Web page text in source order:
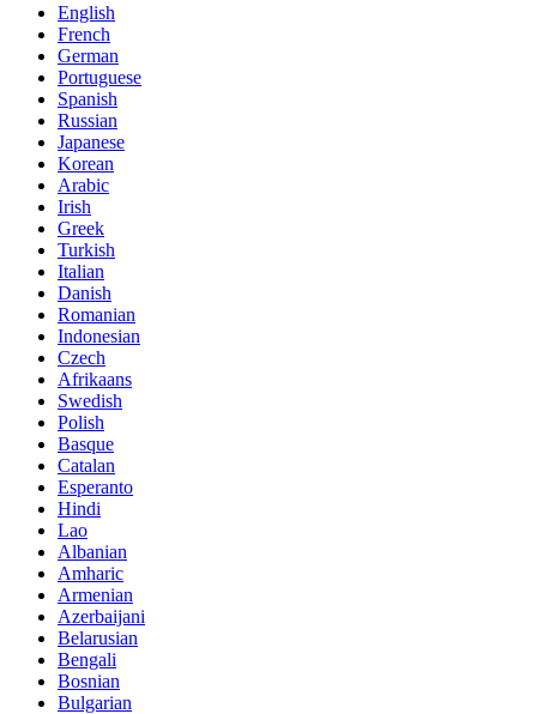
English
French
German
Portuguese
Spanish
Russian
Japanese
Korean
Arabic
Irish
Greek
Turkish
Italian
Danish
Romanian
Indonesian
Czech
Afrikaans
Swedish
Polish
Basque
Catalan
Esperanto
Hindi
Lao
Albanian
Amharic
Armenian
Azerbaijani
Belarusian
Bengali
Bosnian
Bulgarian